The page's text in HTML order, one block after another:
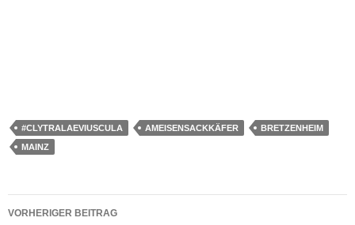
#CLYTRALAEVIUSCULA AMEISENSACKKÄFER
BRETZENHEIM
MAINZ
Beitragsnavigation
VORHERIGER BEITRAG